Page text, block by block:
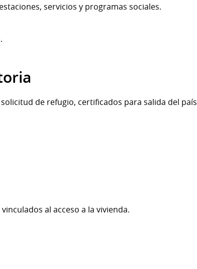
servicios y programas sociales.
de refugio, certificados para salida del país
al acceso a la vivienda.